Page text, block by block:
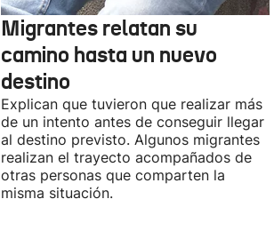
Migrantes relatan su
camino hasta un nuevo
destino
Explican que tuvieron que realizar más
de un intento antes de conseguir llegar
al destino previsto. Algunos migrantes
realizan el trayecto acompañados de
otras personas que comparten la
misma situación.